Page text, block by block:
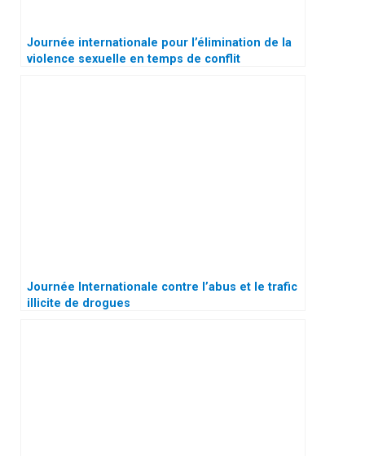
Journée internationale pour l’élimination de la
violence sexuelle en temps de conflit
Journée Internationale contre l’abus et le trafic
illicite de drogues